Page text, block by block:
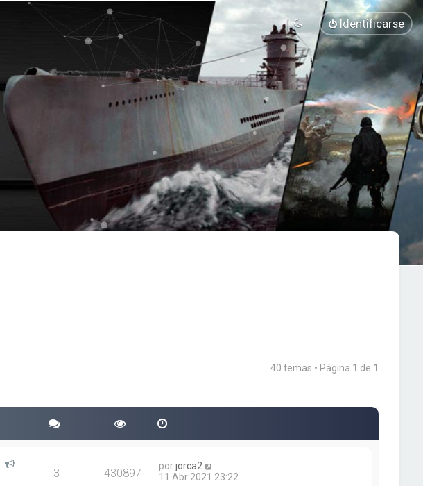
Identificarse
40 temas • Página 1 de 1
3 430897 porjorca2
11 Abr 2021 23:22